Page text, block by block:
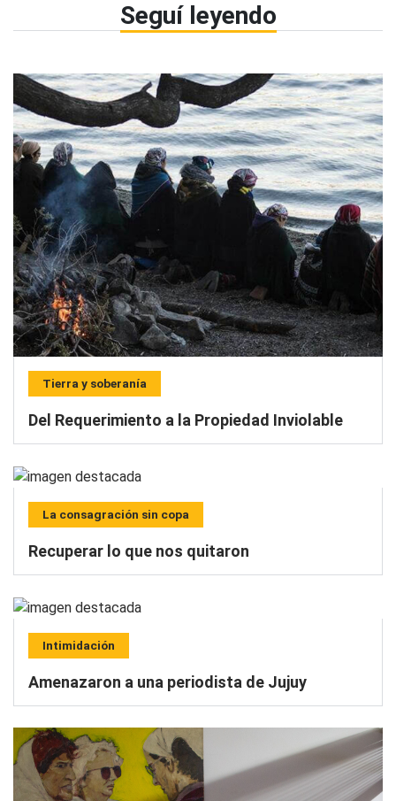
Seguí leyendo
Tierra y soberanía
Del Requerimiento a la Propiedad Inviolable
La consagración sin copa
Recuperar lo que nos quitaron
Intimidación
Amenazaron a una periodista de Jujuy